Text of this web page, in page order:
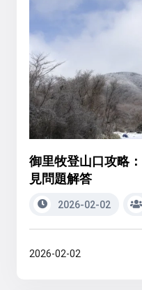
御里牧登山口攻略
見問題解答
2026-02-02
2026-02-02